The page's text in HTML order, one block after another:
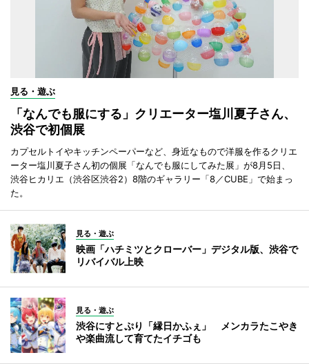
見る・遊ぶ
「なんでも服にする」クリエーター塩川夏子さん、
渋谷で初個展
カプセルトイやキッチンペーパーなど、身近なもので洋服を作るクリエ
ーター塩川夏子さん初の個展「なんでも服にしてみた展」が8月5日、
渋谷ヒカリエ（渋谷区渋谷2）8階のギャラリー「8／CUBE」で始まっ
た。
見る・遊ぶ
映画「ハチミツとクローバー」デジタル版、渋谷で
リバイバル上映
見る・遊ぶ
渋谷にすとぷり「縁日かふぇ」 メンカラたこやき
や楽曲流して育てたイチゴも